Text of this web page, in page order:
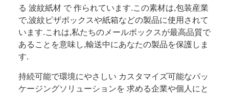
る 波紋紙材 で 作られています.この素材は,包装産業
で,波紋ピザボックスや紙箱などの製品に使用されて
います.これは,私たちのメールボックスが最高品質で
あることを意味し,輸送中にあなたの製品を保護しま
す.
持続可能で環境にやさしい カスタマイズ可能なパッ
ケージングソリューションを 求める企業や個人にと